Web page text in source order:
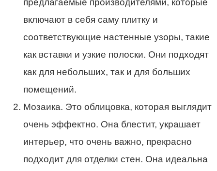
предлагаемые производителями, которые
включают в себя саму плитку и
соответствующие настенные узоры, такие
как вставки и узкие полоски. Они подходят
как для небольших, так и для больших
помещений.
Мозаика. Это облицовка, которая выглядит
очень эффектно. Она блестит, украшает
интерьер, что очень важно, прекрасно
подходит для отделки стен. Она идеальна